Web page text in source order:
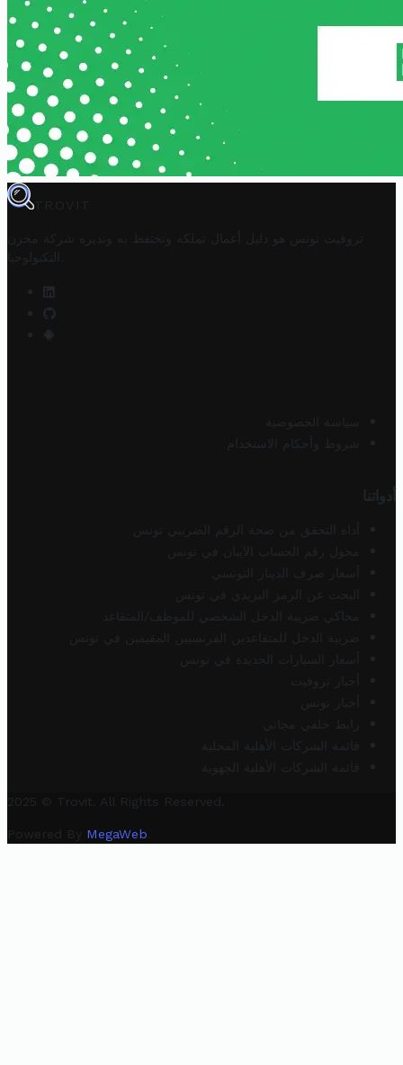
TROVIT
تروفيت تونس هو دليل أعمال تملكه وتحتفظ به وتديره
شركة مخزن
التكنولوجيا
سياسة الخصوصية
شروط وأحكام الاستخدام
أدواتنا
أداة التحقق من صحة الرقم الضريبي تونس
محول رقم الحساب الآيبان في تونس
أسعار صرف الدينار التونسي
البحث عن الرمز البريدي في تونس
محاكي ضريبة الدخل الشخصي للموظف/المتقاعد
ضريبة الدخل للمتقاعدين الفرنسيين المقيمين في تونس
أسعار السيارات الجديدة في تونس
أخبار تروفيت
أخبار تونس
رابط خلفي مجاني
قائمة الشركات الأهلية المحلية
قائمة الشركات الأهلية الجهوية
2025 © Trovit. All Rights Reserved.
Powered By MegaWeb